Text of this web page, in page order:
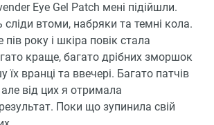
Eye Gel Patch мені підійшли.
втоми, набряки та темні кола.
року і шкіра повік стала
краще, багато дрібних зморшок
вранці та ввечері. Багато патчів
від цих я отримала
Поки що зупинила свій